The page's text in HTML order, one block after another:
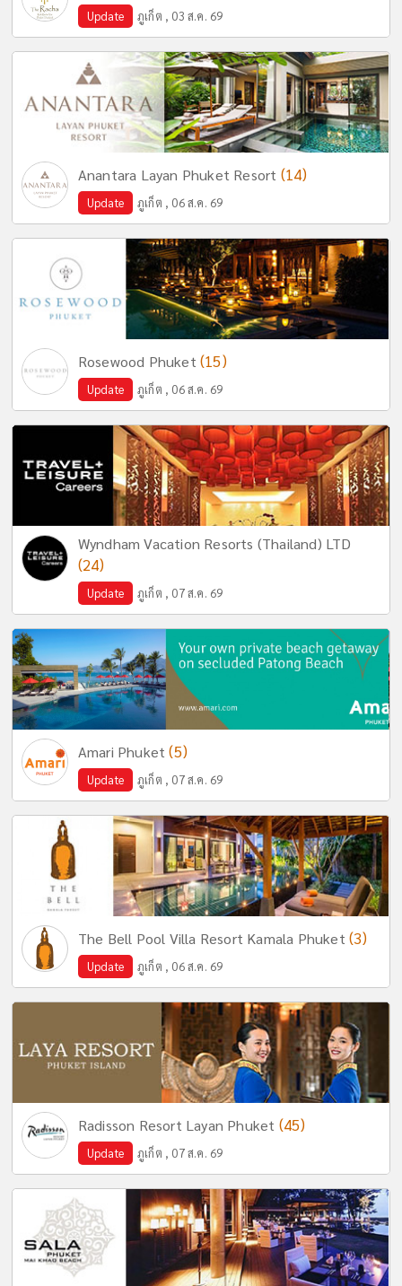
Update ภูเก็ต , 03 ส.ค. 69
Anantara Layan Phuket Resort (14)
Update ภูเก็ต , 06 ส.ค. 69
Rosewood Phuket (15)
Update ภูเก็ต , 06 ส.ค. 69
Wyndham Vacation Resorts (Thailand) LTD
(24)
Update ภูเก็ต , 07 ส.ค. 69
Amari Phuket(5)
Update ภูเก็ต , 07 ส.ค. 69
The Bell Pool Villa Resort Kamala Phuket (3)
Update ภูเก็ต , 06 ส.ค. 69
Radisson Resort Layan Phuket (45)
Update ภูเก็ต , 07 ส.ค. 69